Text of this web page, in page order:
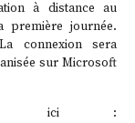
à distance au
première journée.
connexion sera
sur Microsoft
ici :